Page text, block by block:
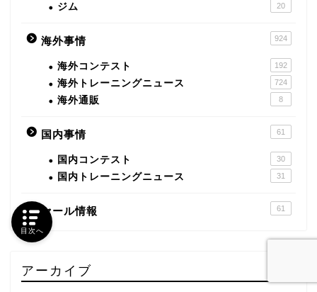
ジム 20
海外事情 924
海外コンテスト 192
海外トレーニングニュース 724
海外通販 8
国内事情 61
国内コンテスト 30
国内トレーニングニュース 31
セール情報 61
アーカイブ
目次へ